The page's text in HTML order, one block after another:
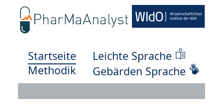
Startseite
Methodik
Leichte Sprache
Gebärden Sprache